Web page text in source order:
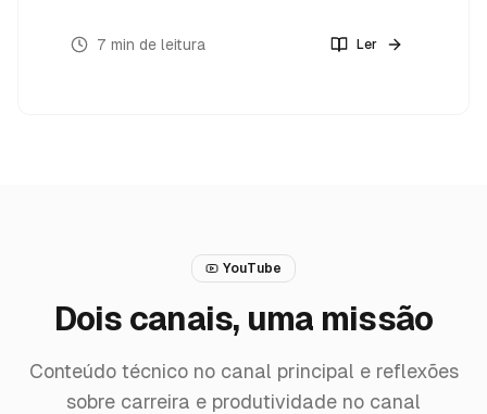
7 min de leitura Ler
YouTube
Dois canais, uma missão
Conteúdo técnico no canal principal e reflexões
sobre carreira e produtividade no canal